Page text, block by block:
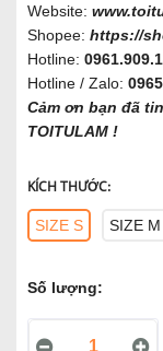
Website:
Shopee: https://
Hotline:
Hotline / Zalo:
Cảm ơn bạn đã
TOITULAM !
KÍCH THƯỚC:
SIZE S SIZE M
Số lượng: